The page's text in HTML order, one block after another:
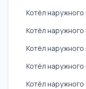
Котёл
Котёл
Котёл
Котёл
Котёл